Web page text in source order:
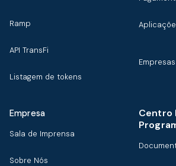
Ramp
API TransFi
Listagem de tokens
Empresa
Sala de Imprensa
Sobre Nós
Centro